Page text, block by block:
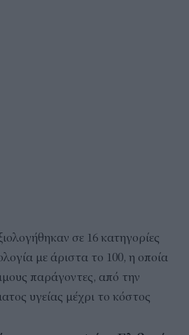
σε 16 κατηγορίες
με άριστα το 100, η οποία
παράγοντες, από την
υγείας μέχρι το κόστος